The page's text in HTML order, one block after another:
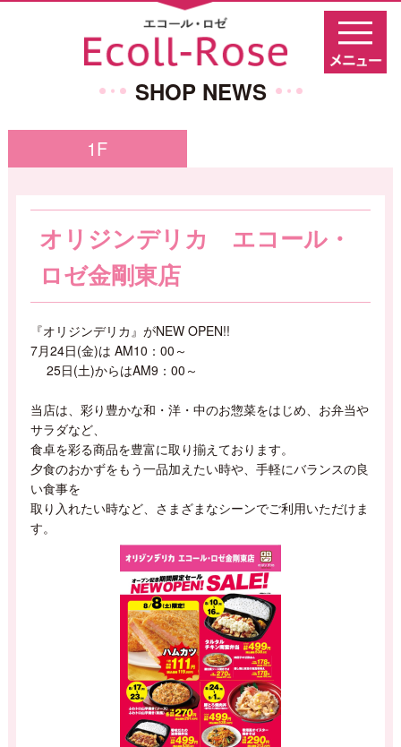
ショップニュース
SHOP NEWS
1F
オリジンデリカ エコール・
ロゼ金剛東店
『オリジンデリカ』がNEW OPEN!!
7月24日(金)は AM10：00～
25日(土)からはAM9：00～
当店は、彩り豊かな和・洋・中のお惣菜をはじめ、お弁当や
サラダなど、
食卓を彩る商品を豊富に取り揃えております。
夕食のおかずをもう一品加えたい時や、手軽にバランスの良
い食事を
取り入れたい時など、さまざまなシーンでご利用いただけま
す。